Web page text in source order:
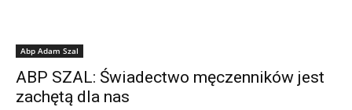
Abp Adam Szal
ABP SZAL: Świadectwo męczenników jest
zachętą dla nas